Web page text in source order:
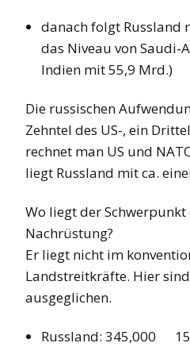
danach folgt Russland
das Niveau von Saudi-
Indien mit 55,9 Mrd.)
Die russischen
Zehntel des US-, ein
rechnet man US und
liegt Russland mit ca.
Wo liegt der
Nachrüstung?
Er liegt nicht im
Landstreitkräfte. Hier
ausgeglichen.
Russland: 345,000